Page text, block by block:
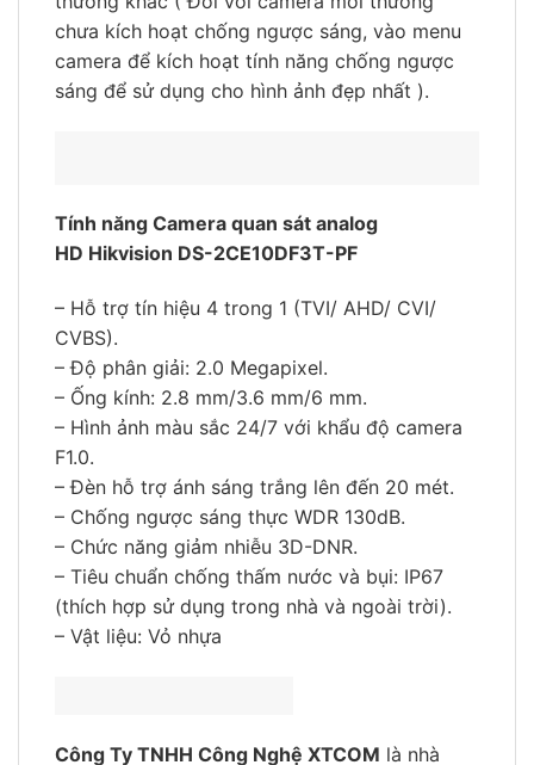
chưa kích hoạt chống ngược sáng, vào menu
camera để kích hoạt tính năng chống ngược
sáng để sử dụng cho hình ảnh đẹp nhất ).
Tính năng Camera quan sát analog
HD Hikvision DS-2CE10DF3T-PF
– Hỗ trợ tín hiệu 4 trong 1 (TVI/ AHD/ CVI/
CVBS).
– Độ phân giải: 2.0 Megapixel.
– Ống kính: 2.8 mm/3.6 mm/6 mm.
– Hình ảnh màu sắc 24/7 với khẩu độ camera
F1.0.
– Đèn hỗ trợ ánh sáng trắng lên đến 20 mét.
– Chống ngược sáng thực WDR 130dB.
– Chức năng giảm nhiễu 3D-DNR.
– Tiêu chuẩn chống thấm nước và bụi: IP67
(thích hợp sử dụng trong nhà và ngoài trời).
– Vật liệu: Vỏ nhựa
Công Ty TNHH Công Nghệ XTCOM là nhà